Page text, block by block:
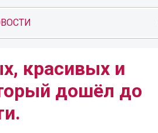
красивых и
дошёл до